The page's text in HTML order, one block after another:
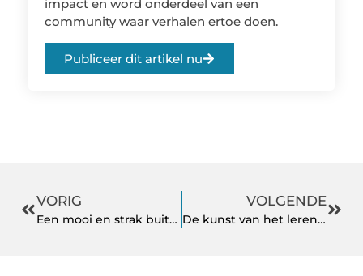
impact en word onderdeel van een
community waar verhalen ertoe doen.
Publiceer dit artikel nu
VORIG
Een mooi en strak buitenzwembad aanleggen
VOLGENDE
De kunst van het leren loslaten